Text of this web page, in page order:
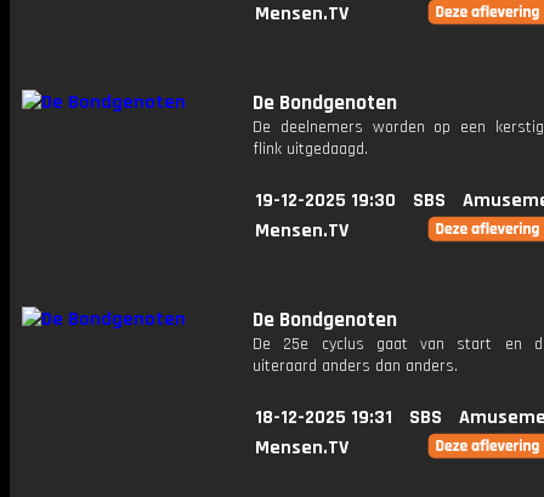
Mensen.TV
De Bondgenoten
De deelnemers worden op een
flink uitgedaagd.
19-12-2025 19:30 SBS
Mensen.TV
De Bondgenoten
De 25e cyclus gaat van start en
uiteraard anders dan anders.
18-12-2025 19:31 SBS
Mensen.TV